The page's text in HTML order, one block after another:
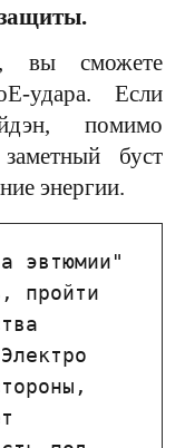
вы сможете
удара. Если
помимо
буст
энергии.
эвтюмии"
пройти